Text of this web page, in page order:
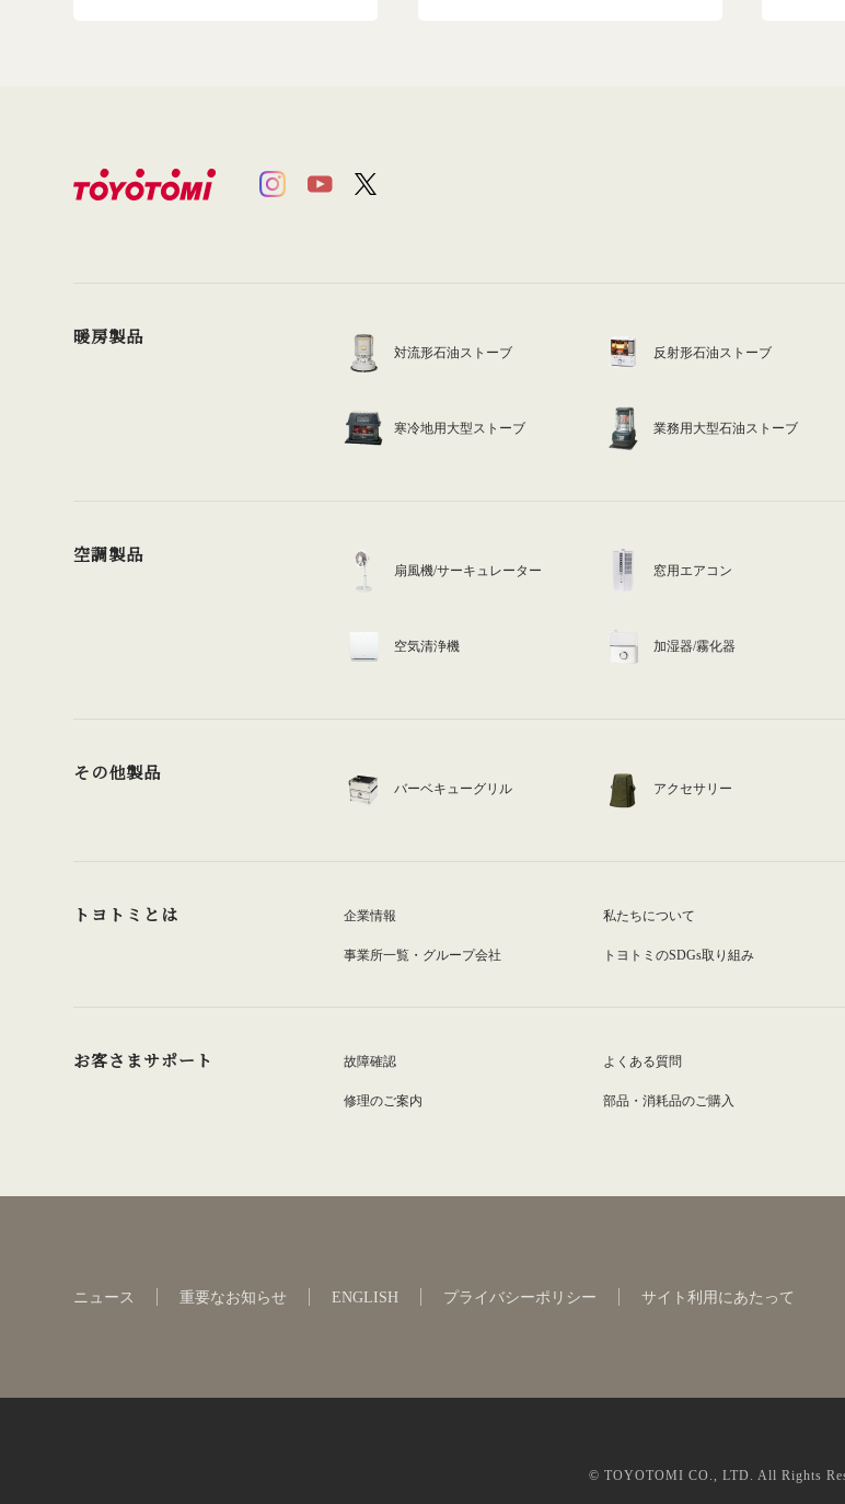
暖房製品
対流形石油ストーブ 反射形石油ストーブ
寒冷地用大型ストーブ 業務用大型石油ストーブ
空調製品
扇風機/サーキュレーター 窓用エアコン
空気清浄機 加湿器/霧化器
その他製品
バーベキューグリル アクセサリー
トヨトミとは 企業情報 私たちについて
事業所一覧・グループ会社 トヨトミのSDGs取り組み
お客さまサポート 故障確認 よくある質問
修理のご案内 部品・消耗品のご購入
ニュース 重要なお知らせ ENGLISH プライバシーポリシー サイト利用にあたって
© TOYOTOMI CO., LTD. All Rights